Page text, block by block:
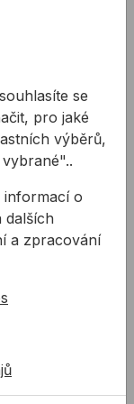
speciálně
tmelení ...
Kč
Kč
se
pro jaké
výběrů,
informací o
dalších
a zpracování